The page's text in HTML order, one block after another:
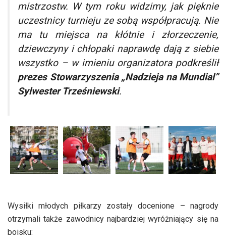
mistrzostw. W tym roku widzimy, jak pięknie
uczestnicy turnieju ze sobą współpracują. Nie
ma tu miejsca na kłótnie i złorzeczenie,
dziewczyny i chłopaki naprawdę dają z siebie
wszystko –w imieniu organizatora podkreślił
prezes Stowarzyszenia „Nadzieja na Mundial”
Sylwester Trześniewski.
Wysiłki młodych piłkarzy zostały docenione – nagrody
otrzymali także zawodnicy najbardziej wyróżniający się na
boisku: